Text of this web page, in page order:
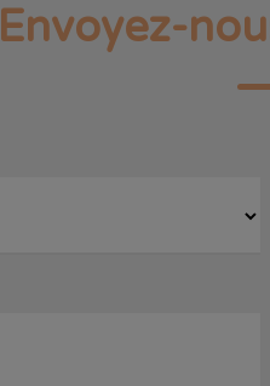
Envoyez-